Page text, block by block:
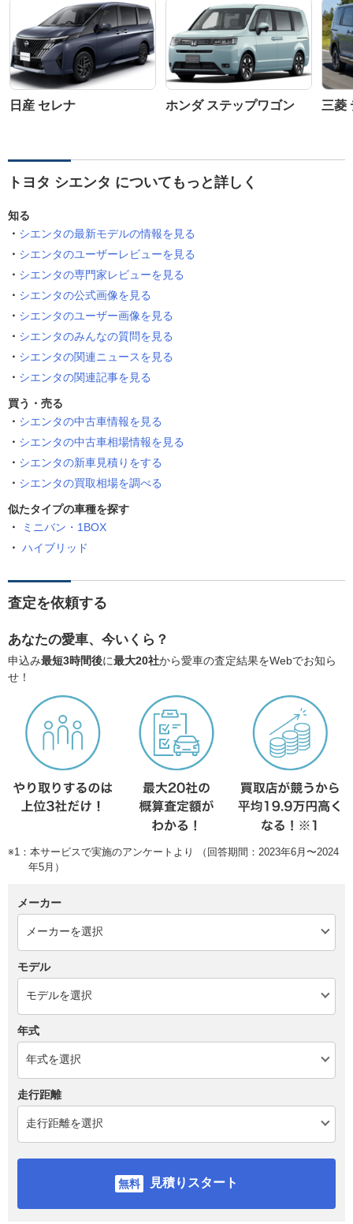
日産 セレナ ホンダ ステップワゴン 三菱
トヨタ シエンタ についてもっと詳しく
知る
シエンタの最新モデルの情報を見る
シエンタのユーザーレビューを見る
シエンタの専門家レビューを見る
シエンタの公式画像を見る
シエンタのユーザー画像を見る
シエンタのみんなの質問を見る
シエンタの関連ニュースを見る
シエンタの関連記事を見る
買う・売る
シエンタの中古車情報を見る
シエンタの中古車相場情報を見る
シエンタの新車見積りをする
シエンタの買取相場を調べる
似たタイプの車種を探す
ミニバン・1BOX
ハイブリッド
査定を依頼する
あなたの愛車、今いくら？
申込み最短3時間後に最大20社から愛車の査定結果をWebでお知ら
せ！
※1：本サービスで実施のアンケートより （回答期間：2023年6月〜2024
年5月）
メーカー
モデル
年式
走行距離
見積りスタート